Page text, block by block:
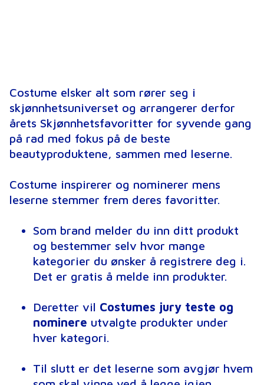
Costume elsker alt som rører seg i
skjønnhetsuniverset og arrangerer derfor
årets Skjønnhetsfavoritter for syvende gang
på rad med fokus på de beste
beautyproduktene, sammen med leserne.
Costume inspirerer og nominerer mens
leserne stemmer frem deres favoritter.
Som brand melder du inn ditt produkt
og bestemmer selv hvor mange
kategorier du ønsker å registrere deg i.
Det er gratis å melde inn produkter.
Deretter vil Costumes jury teste og
nominere utvalgte produkter under
hver kategori.
Til slutt er det leserne som avgjør hvem